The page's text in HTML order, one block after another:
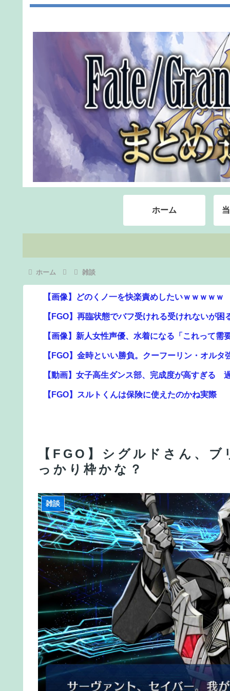
ホーム
ホーム 雑談
【画像】どのくノ一を快楽責めしたいｗｗｗｗｗ
【FGO】再臨状態でバフ受けれる受けれないが困
【画像】新人女性声優、水着になる「これって需
【FGO】金時といい勝負。クーフーリン・オルタ
【動画】女子高生ダンス部、完成度が高すぎる
【FGO】スルトくんは保険に使えたのかね実際
【悲報】円安容認派「円安は輸出が伸びで日本
に惨敗・・・
【FGO】ティアマト Fate/GrandOrderのイラスト
【FGO】金時といい勝負。クーフーリン・オルタ
【FGO】ジャンヌ系にラクシュミーは含まれま
【FGO】シグルドさん、
っかり枠かな？
雑談